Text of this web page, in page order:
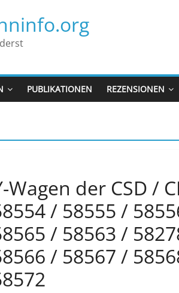
PUBLIKATIONEN REZENSIONEN
Wagen der CSD /
/ 58555 /
/ 58563 /
/ 58567 /